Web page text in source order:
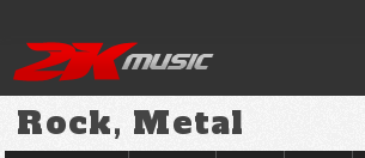
Rock, Metal